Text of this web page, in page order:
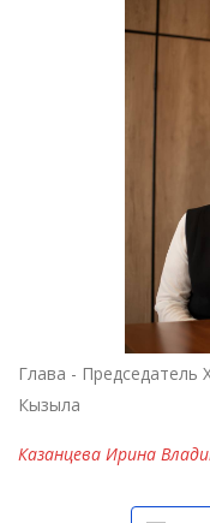
Глава - Председатель
Кызыла
Казанцева Ирина